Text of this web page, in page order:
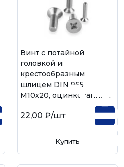
Винт с потайной
головкой и
крестообразным
шлицем DIN 965
М10х20, оцинкованный
22,00 ₽/шт
Купить